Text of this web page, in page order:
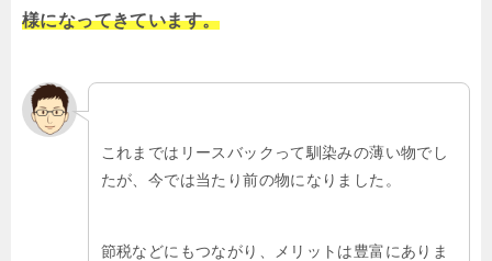
様になってきています。
これまではリースバックって馴染みの薄い物でし
たが、今では当たり前の物になりました。
節税などにもつながり、メリットは豊富にありま